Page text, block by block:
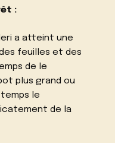
:
a atteint une
feuilles et des
de le
plus grand ou
le
de la